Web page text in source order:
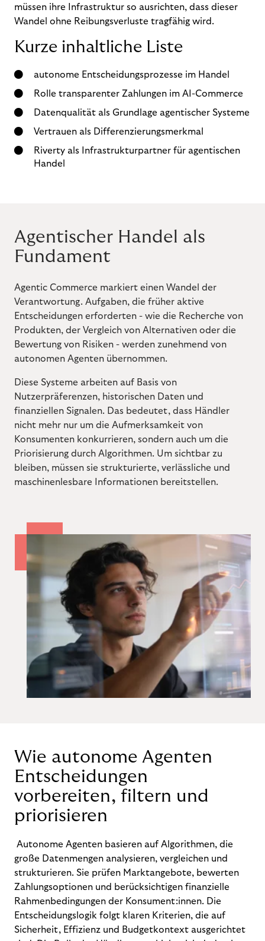
müssen ihre Infrastruktur so ausrichten, dass dieser
Wandel ohne Reibungsverluste tragfähig wird.
Kurze inhaltliche Liste
autonome Entscheidungsprozesse im Handel
Rolle transparenter Zahlungen im AI-Commerce
Datenqualität als Grundlage agentischer Systeme
Vertrauen als Differenzierungsmerkmal
Riverty als Infrastrukturpartner für agentischen
Handel
Agentischer Handel als
Fundament
Agentic Commerce markiert einen Wandel der
Verantwortung. Aufgaben, die früher aktive
Entscheidungen erforderten - wie die Recherche von
Produkten, der Vergleich von Alternativen oder die
Bewertung von Risiken - werden zunehmend von
autonomen Agenten übernommen.
Diese Systeme arbeiten auf Basis von
Nutzerpräferenzen, historischen Daten und
finanziellen Signalen. Das bedeutet, dass Händler
nicht mehr nur um die Aufmerksamkeit von
Konsumenten konkurrieren, sondern auch um die
Priorisierung durch Algorithmen. Um sichtbar zu
bleiben, müssen sie strukturierte, verlässliche und
maschinenlesbare Informationen bereitstellen.
Wie autonome Agenten
Entscheidungen
vorbereiten, filtern und
priorisieren
Autonome Agenten basieren auf Algorithmen, die
große Datenmengen analysieren, vergleichen und
strukturieren. Sie prüfen Marktangebote, bewerten
Zahlungsoptionen und berücksichtigen finanzielle
Rahmenbedingungen der Konsument:innen. Die
Entscheidungslogik folgt klaren Kriterien, die auf
Sicherheit, Effizienz und Budgetkontext ausgerichtet